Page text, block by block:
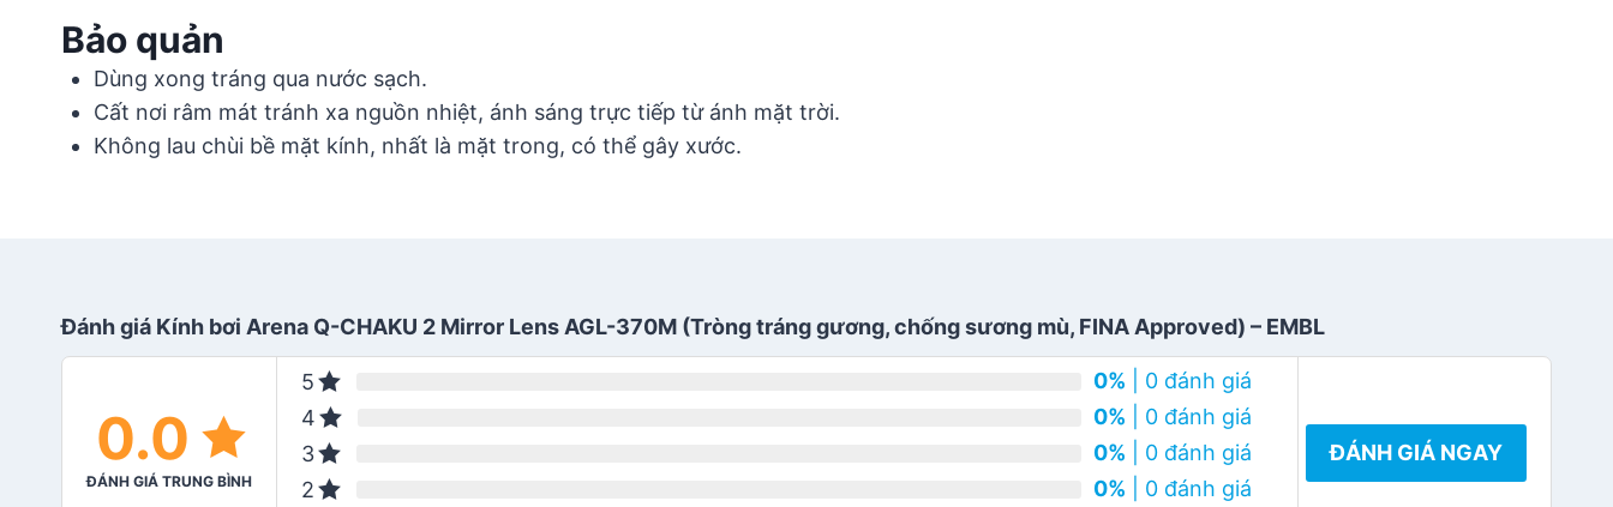
Bảo quản
Dùng xong tráng qua nước sạch.
Cất nơi râm mát tránh xa nguồn nhiệt, ánh sáng trực tiếp từ ánh mặt trời.
Không lau chùi bề mặt kính, nhất là mặt trong, có thể gây xước.
Đánh giá Kính bơi Arena Q-CHAKU 2 Mirror Lens AGL-370M (Tròng tráng gương, chống sương mù, FINA Approved) – EMBL
0.0
ĐÁNH GIÁ TRUNG BÌNH
5 0% | 0 đánh giá
4
0% | 0 đánh giá
3
0% | 0 đánh giá
2
0% | 0 đánh giá
ĐÁNH GIÁ NGAY